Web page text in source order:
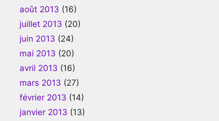
août 2013 (16)
juillet 2013 (20)
juin 2013 (24)
mai 2013 (20)
avril 2013 (16)
mars 2013 (27)
février 2013 (14)
janvier 2013 (13)